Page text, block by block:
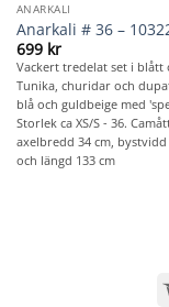
ANARKALI
Anarkali # 36 –
699 kr
Vackert tredelat set i blått
Tunika, churidar och
blå och guldbeige med
Storlek ca XS/S - 36.
axelbredd 34 cm, bystvidd
och längd 133 cm